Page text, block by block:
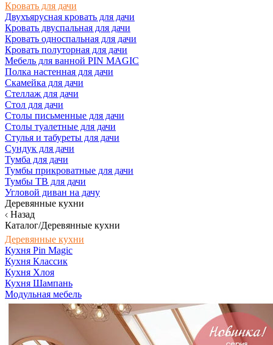
Кровать для дачи
Двухъярусная кровать для дачи
Кровать двуспальная для дачи
Кровать односпальная для дачи
Кровать полуторная для дачи
Мебель для ванной PIN MAGIC
Полка настенная для дачи
Скамейка для дачи
Стеллаж для дачи
Стол для дачи
Столы письменные для дачи
Столы туалетные для дачи
Стулья и табуреты для дачи
Сундук для дачи
Тумба для дачи
Тумбы прикроватные для дачи
Тумбы ТВ для дачи
Угловой диван на дачу
Деревянные кухни
Назад
Каталог/Деревянные кухни
Деревянные кухни
Кухня Pin Magic
Кухня Классик
Кухня Хлоя
Кухня Шампань
Модульная мебель